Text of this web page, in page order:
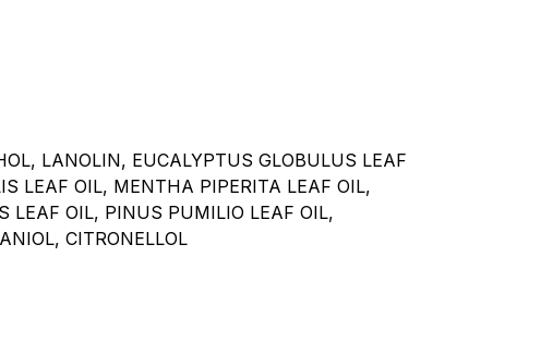
LANOLIN, EUCALYPTUS GLOBULUS LEAF
LEAF OIL, MENTHA PIPERITA LEAF OIL,
LEAF OIL, PINUS PUMILIO LEAF OIL,
CITRONELLOL